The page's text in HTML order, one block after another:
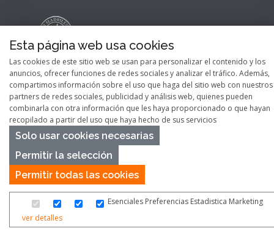
Copyright © 2026 Pontes Maps
Esta página web usa cookies
Las cookies de este sitio web se usan para personalizar el contenido y los
anuncios, ofrecer funciones de redes sociales y analizar el tráfico. Además,
compartimos información sobre el uso que haga del sitio web con nuestros
partners de redes sociales, publicidad y análisis web, quienes pueden
combinarla con otra información que les haya proporcionado o que hayan
recopilado a partir del uso que haya hecho de sus servicios
Solo usar cookies necesarias
Permitir la selección
Permitir todas las cookies
Esenciales Preferencias Estadistica Marketing
ver detalles